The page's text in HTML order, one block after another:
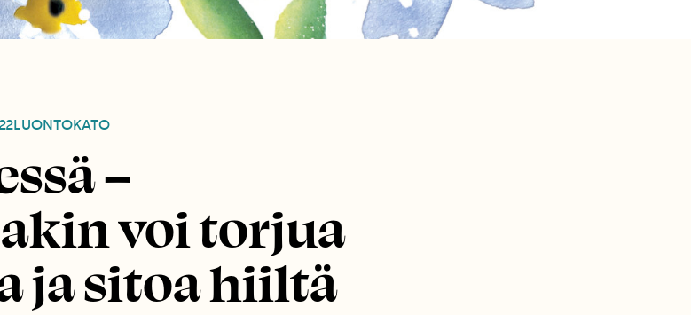
LUONTOKATO
–
voi torjua
ja sitoa hiiltä